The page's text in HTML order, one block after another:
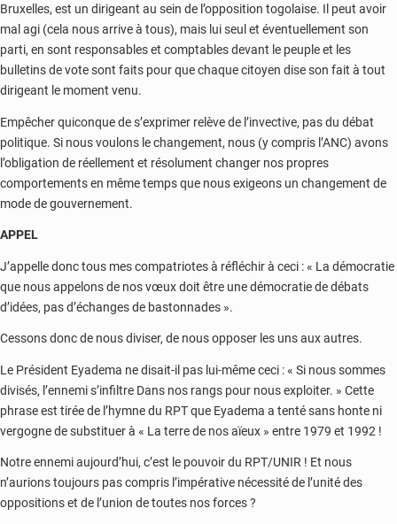
Bruxelles, est un dirigeant au sein de l’opposition togolaise. Il peut avoir
mal agi (cela nous arrive à tous), mais lui seul et éventuellement son
parti, en sont responsables et comptables devant le peuple et les
bulletins de vote sont faits pour que chaque citoyen dise son fait à tout
dirigeant le moment venu.
Empêcher quiconque de s’exprimer relève de l’invective, pas du débat
politique. Si nous voulons le changement, nous (y compris l’ANC) avons
l’obligation de réellement et résolument changer nos propres
comportements en même temps que nous exigeons un changement de
mode de gouvernement.
APPEL
J’appelle donc tous mes compatriotes à réfléchir à ceci : « La démocratie
que nous appelons de nos vœux doit être une démocratie de débats
d’idées, pas d’échanges de bastonnades ».
Cessons donc de nous diviser, de nous opposer les uns aux autres.
Le Président Eyadema ne disait-il pas lui-même ceci : « Si nous sommes
divisés, l’ennemi s’infiltre Dans nos rangs pour nous exploiter. » Cette
phrase est tirée de l’hymne du RPT que Eyadema a tenté sans honte ni
vergogne de substituer à « La terre de nos aïeux » entre 1979 et 1992 !
Notre ennemi aujourd’hui, c’est le pouvoir du RPT/UNIR ! Et nous
n’aurions toujours pas compris l’impérative nécessité de l’unité des
oppositions et de l’union de toutes nos forces ?